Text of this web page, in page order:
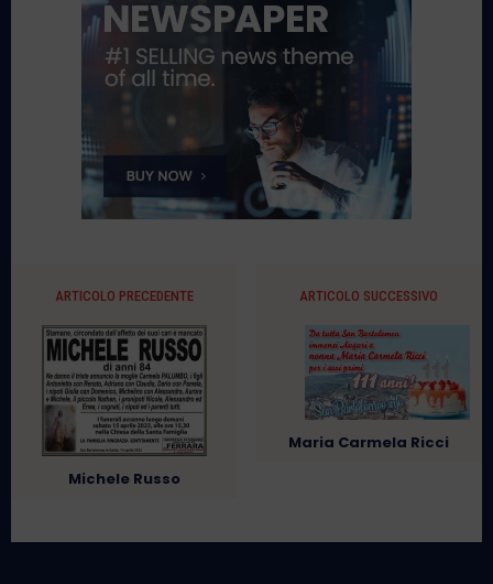
ARTICOLO PRECEDENTE
Michele Russo
ARTICOLO SUCCESSIVO
Maria Carmela Ricci